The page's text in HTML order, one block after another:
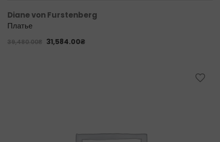
Diane von Furstenberg
Платье
39,480.00₴ 31,584.00₴